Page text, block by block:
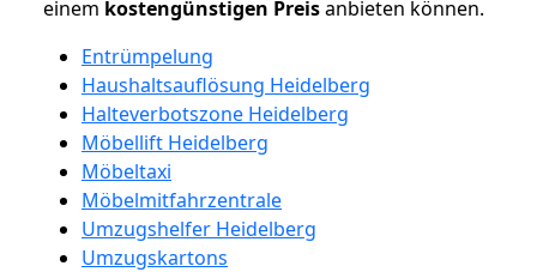
einem kostengünstigen Preisanbieten können.
Entrümpelung
Haushaltsauflösung Heidelberg
Halteverbotszone Heidelberg
Möbellift Heidelberg
Möbeltaxi
Möbelmitfahrzentrale
Umzugshelfer Heidelberg
Umzugskartons